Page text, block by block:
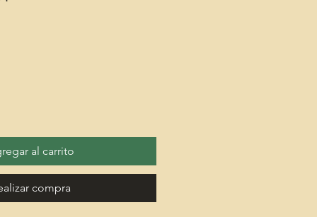
al carrito
compra